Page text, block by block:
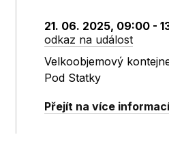
21. 06. 2025, 09:00 -
odkaz na událost
Velkoobjemový
Pod Statky
Přejít na více